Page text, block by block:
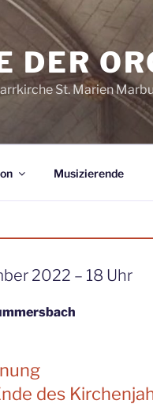
DER
St. Marien
Musizierende
2022 – 18 Uhr
des